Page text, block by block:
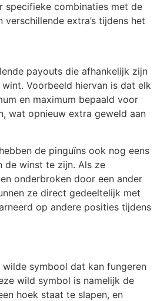
specifieke combinaties met de
verschillende extra’s tijdens het
payouts die afhankelijk zijn
Voorbeeld hiervan is dat elk
en maximum bepaald voor
wat opnieuw extra geweld aan
de pinguïns ook nog eens
de winst te zijn. Als ze
onderbroken door een ander
ze direct gedeeltelijk met
op andere posities tijdens
symbool dat kan fungeren
wild symbol is namelijk de
hoek staat te slapen, en